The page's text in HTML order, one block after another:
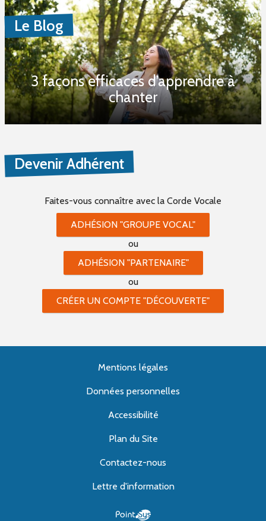
Le Blog
3 façons efficaces d’apprendre à
chanter
Devenir Adhérent
Faites-vous connaître avec la Corde Vocale
ADHÉSION "GROUPE VOCAL"
ou
ADHÉSION "PARTENAIRE"
ou
CRÉER UN COMPTE "DÉCOUVERTE"
Mentions légales
Données personnelles
Accessibilité
Plan du Site
Contactez-nous
Lettre d'information